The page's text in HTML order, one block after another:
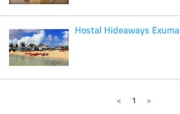
Hostal Hideaways Exuma
1